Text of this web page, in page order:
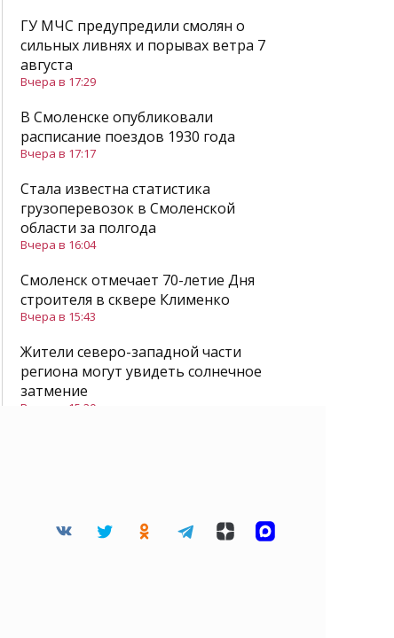
ГУ МЧС предупредили смолян о
сильных ливнях и порывах ветра 7
августа
Вчера в 17:29
В Смоленске опубликовали
расписание поездов 1930 года
Вчера в 17:17
Стала известна статистика
грузоперевозок в Смоленской
области за полгода
Вчера в 16:04
Смоленск отмечает 70-летие Дня
строителя в сквере Клименко
Вчера в 15:43
Жители северо-западной части
региона могут увидеть солнечное
затмение
Вчера в 15:20